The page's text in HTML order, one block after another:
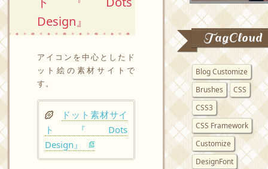
Design』
アイコンを中心としたド
ット絵の素材サイトで
す。
ドット素材サイ
ト『Dots
Design』
TagCloud
Blog Customize
Brushes
CSS
CSS3
CSS Framework
Customize
DesignFont